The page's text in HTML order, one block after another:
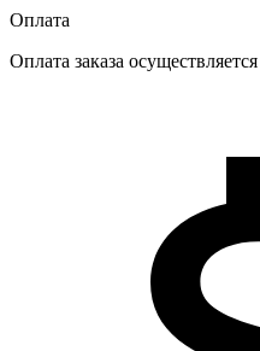
Оплата
Оплата заказа